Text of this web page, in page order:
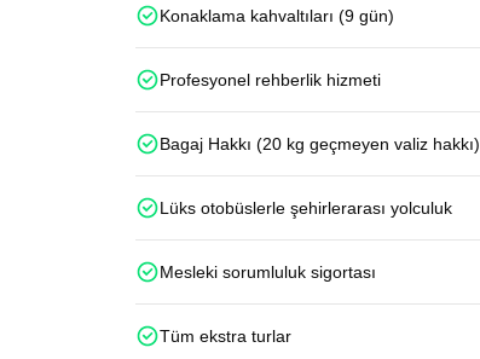
Konaklama kahvaltıları (9 gün)
Profesyonel rehberlik hizmeti
Bagaj Hakkı (20 kg geçmeyen valiz hakkı)
Lüks otobüslerle şehirlerarası yolculuk
Mesleki sorumluluk sigortası
Tüm ekstra turlar